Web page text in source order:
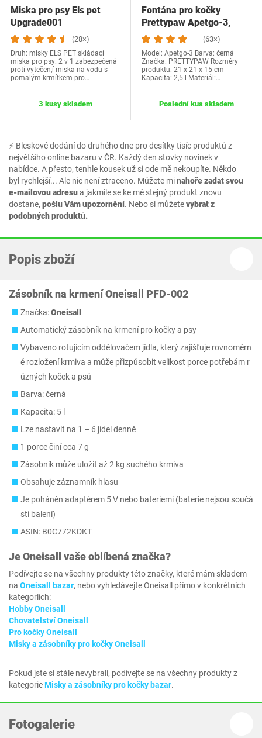
⚡ Bleskové dodání do druhého dne pro desítky tisíc produktů z
největšího online bazaru v ČR. Každý den stovky novinek v
nabídce. A přesto, tenhle kousek už si ode mě nekoupíte. Někdo
byl rychlejší... Ale nic není ztraceno. Můžete minahoře zadat svou
e-mailovou adresua jakmile se ke mě stejný produkt znovu
dostane, pošlu Vám upozornění. Nebo si můžetevybrat z
podobných produktů.
Miska pro psy Els pet
Upgrade001
(28×)
Druh: misky ELS PET skládací
miska pro psy: 2 v 1 zabezpečená
proti vytečen,í miska na vodu s
pomalým krmítkem pro…
3 kusy skladem
Fontána pro kočky
Prettypaw Apetgo-3,
černá
(63×)
Model: ‎Apetgo-3 Barva: černá
Značka: PRETTYPAW Rozměry
produktu: 21 x 21 x 15 cm
Kapacita: 2,5 l Materiál:…
Poslední kus skladem
Popis zboží
Zásobník na krmení Oneisall PFD-002
Značka:Oneisall
Automatický zásobník na krmení pro kočky a psy
Vybaveno rotujícím oddělovačem jídla, který zajišťuje rovnoměrn
é rozložení krmiva a může přizpůsobit velikost porce potřebám r
ůzných koček a psů
Barva: černá
Kapacita: 5 l
Lze nastavit na 1 – 6 jídel denně
1 porce činí cca 7 g
Zásobník může uložit až 2 kg suchého krmiva
Obsahuje záznamník hlasu
Je poháněn adaptérem 5 V nebo bateriemi (baterie nejsou součá
stí balení)
ASIN: B0C772KDKT
JeOneisall vaše oblíbená značka?
Podívejte se na všechny produkty této značky, které mám skladem
na Oneisall bazar, nebo vyhledávejte Oneisall přímo v konkrétních
kategoriích:
Hobby Oneisall
Chovatelství Oneisall
Pro kočky Oneisall
Misky a zásobníky pro kočky Oneisall
Pokud jste si stále nevybrali, podívejte se na všechny produkty z
kategorieMisky a zásobníky pro kočky bazar.
Fotogalerie